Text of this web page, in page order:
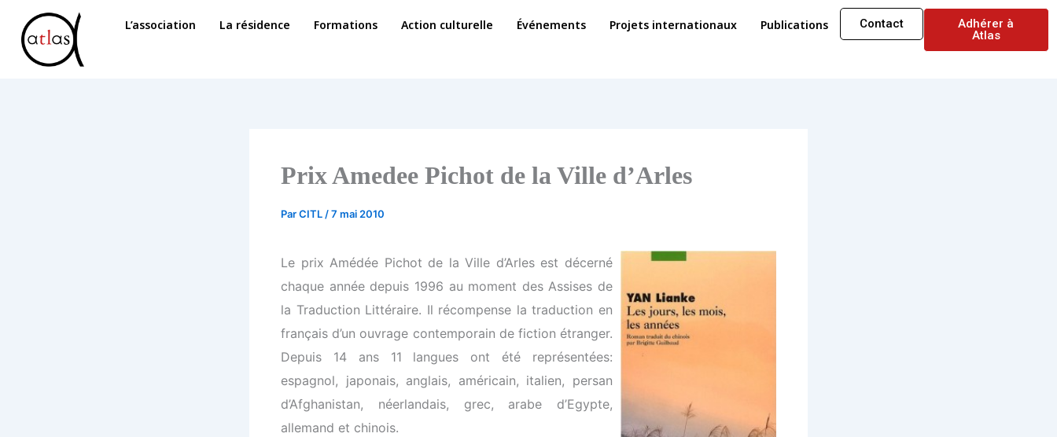
contenu
L’association La résidence Formations Action culturelle Événements Projets internationaux Publications Contact
Adhérer à
Atlas
Prix Amedee Pichot de la Ville d’Arles
ParCITL /7 mai 2010
Le prix Amédée Pichot de la Ville d’Arles est décerné
chaque année depuis 1996 au moment des Assises de
la Traduction Littéraire. Il récompense la traduction en
français d’un ouvrage contemporain de fiction étranger.
Depuis 14 ans 11 langues ont été représentées:
espagnol, japonais, anglais, américain, italien, persan
d’Afghanistan, néerlandais, grec, arabe d’Egypte,
allemand et chinois.